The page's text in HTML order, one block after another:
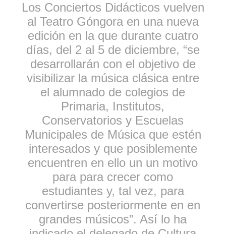
Los Conciertos Didácticos vuelven
al Teatro Góngora en una nueva
edición en la que durante cuatro
días, del 2 al 5 de diciembre, “se
desarrollarán con el objetivo de
visibilizar la música clásica entre
el alumnado de colegios de
Primaria, Institutos,
Conservatorios y Escuelas
Municipales de Música que estén
interesados y que posiblemente
encuentren en ello un un motivo
para para crecer como
estudiantes y, tal vez, para
convertirse posteriormente en en
grandes músicos”. Así lo ha